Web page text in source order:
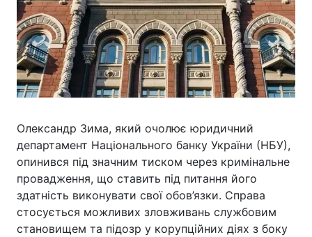
Олександр Зима, який очолює юридичний
департамент Національного банку України (НБУ),
опинився під значним тиском через кримінальне
провадження, що ставить під питання його
здатність виконувати свої обов’язки. Справа
стосується можливих зловживань службовим
становищем та підозр у корупційних діях з боку